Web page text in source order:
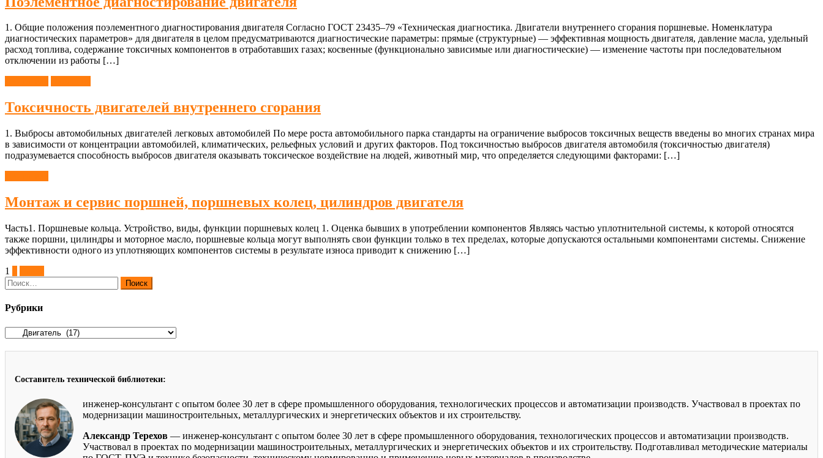
1. Общие положения поэлементного диагностирования двигателя Согласно ГОСТ 23435–79 «Техническая диагностика. Двигатели внутреннего сгорания поршневые. Номенклатура
диагностических параметров» для двигателя в целом предусматриваются диагностические параметры: прямые (структурные) — эффективная мощность двигателя, давление масла, удельный
расход топлива, содержание токсичных компонентов в отработавших газах; косвенные (функционально зависимые или диагностические) — изменение частоты при последовательном
отключении из работы […]
Токсичность двигателей внутреннего сгорания
1. Выбросы автомобильных двигателей легковых автомобилей По мере роста автомобильного парка стандарты на ограничение выбросов токсичных веществ введены во многих странах мира
в зависимости от концентрации автомобилей, климатических, рельефных условий и других факторов. Под токсичностью выбросов двигателя автомобиля (токсичностью двигателя)
подразумевается способность выбросов двигателя оказывать токсическое воздействие на людей, животный мир, что определяется следующими факторами: […]
Монтаж и сервис поршней, поршневых колец, цилиндров двигателя
Часть1. Поршневые кольца. Устройство, виды, функции поршневых колец 1. Оценка бывших в употреблении компонентов Являясь частью уплотнительной системы, к которой относятся
также поршни, цилиндры и моторное масло, поршневые кольца могут выполнять свои функции только в тех пределах, которые допускаются остальными компонентами системы. Снижение
эффективности одного из уплотняющих компонентов системы в результате износа приводит к снижению […]
Пагинация
записей
1
Найти:
Рубрики
Рубрики
Составитель технической библиотеки:
инженер-консультант с опытом более 30 лет в сфере промышленного оборудования, технологических процессов и автоматизации производств. Участвовал в проектах по
модернизации машиностроительных, металлургических и энергетических объектов и их строительству.
Александр Терехов — инженер-консультант с опытом более 30 лет в сфере промышленного оборудования, технологических процессов и автоматизации производств.
Участвовал в проектах по модернизации машиностроительных, металлургических и энергетических объектов и их строительству. Подготавливал методические материалы